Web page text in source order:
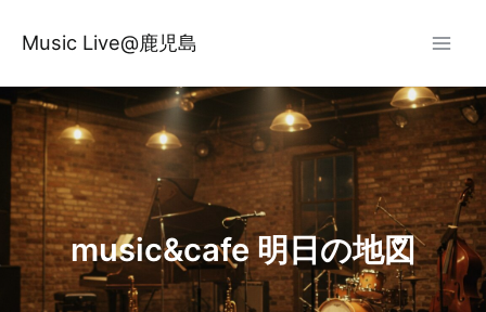
ス
キ
プ
Music Live@鹿児島
music&cafe 明日の地図